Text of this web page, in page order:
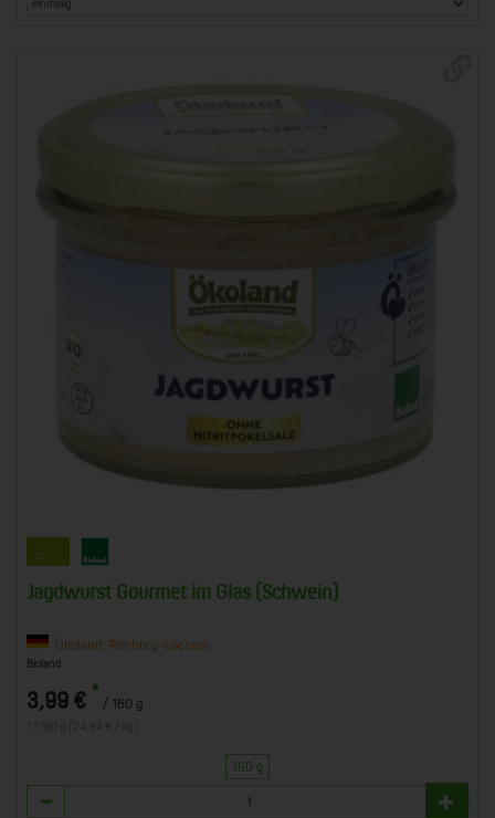
Jagdwurst Gourmet im Glas (Schwein)
Ökoland, Rehburg-Loccum
Bioland
3,99 € * / 160 g
160 g
Anzahl